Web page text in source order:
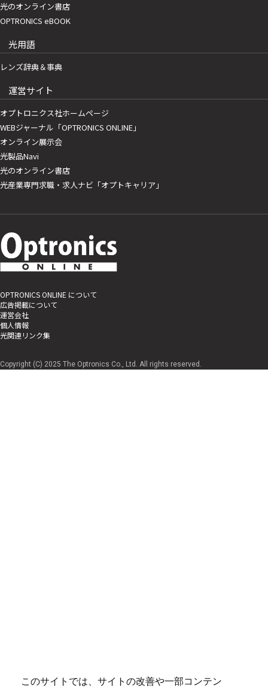
このサイトでは、サイトの改善や一部コンテン
光のオンライン書店
OPTRONICS eBOOK
光用語
レンズ辞典＆事典
運営サイト
オプトロニクス社ホームページ
WEBジャーナル「OPTRONICS ONLINE」
オンライン展示会
光製品Navi
光のオンライン書店
光産業専門求職・求人ナビ「オプトキャリア」
OPTRONICS ONLINE について
広告掲載について
運営会社
個人情報
光関連リンク集
Copyright (C) 2025 The Optronics Co., Ltd. All rights reserved.